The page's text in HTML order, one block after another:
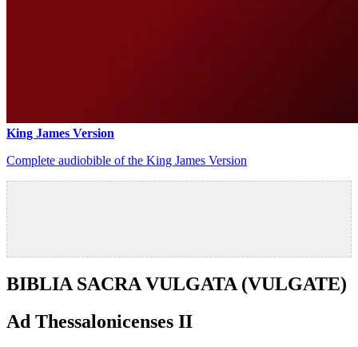
King James Version
Complete audiobible of the King James Version
BIBLIA SACRA VULGATA (VULGATE)
Ad Thessalonicenses II